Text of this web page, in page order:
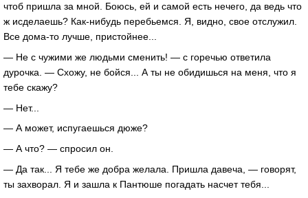
чтоб пришла за мной. Боюсь, ей и самой есть нечего, да ведь что
ж исделаешь? Как-нибудь перебьемся. Я, видно, свое отслужил.
Все дома-то лучше, пристойнее...
— Не с чужими же людьми сменить! — с горечью ответила
дурочка. — Схожу, не бойся... А ты не обидишься на меня, что я
тебе скажу?
— Нет...
— А может, испугаешься дюже?
— А что? — спросил он.
— Да так... Я тебе же добра желала. Пришла давеча, — говорят,
ты захворал. Я и зашла к Пантюше погадать насчет тебя...